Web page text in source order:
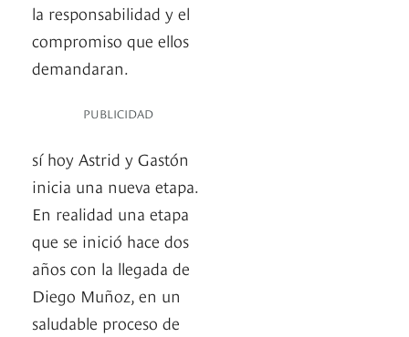
la responsabilidad y el
compromiso que ellos
demandaran.
PUBLICIDAD
sí hoy Astrid y Gastón
inicia una nueva etapa.
En realidad una etapa
que se inició hace dos
años con la llegada de
Diego Muñoz, en un
saludable proceso de